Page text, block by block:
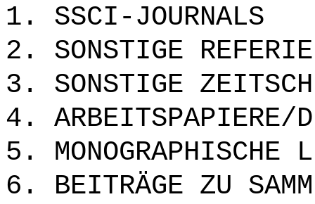
1. SSCI-JOURNALS
2. SONSTIGE
3. SONSTIGE
4. ARBEITSPAPIERE/
5. MONOGRAPHISCHE
6. BEITRÄGE ZU